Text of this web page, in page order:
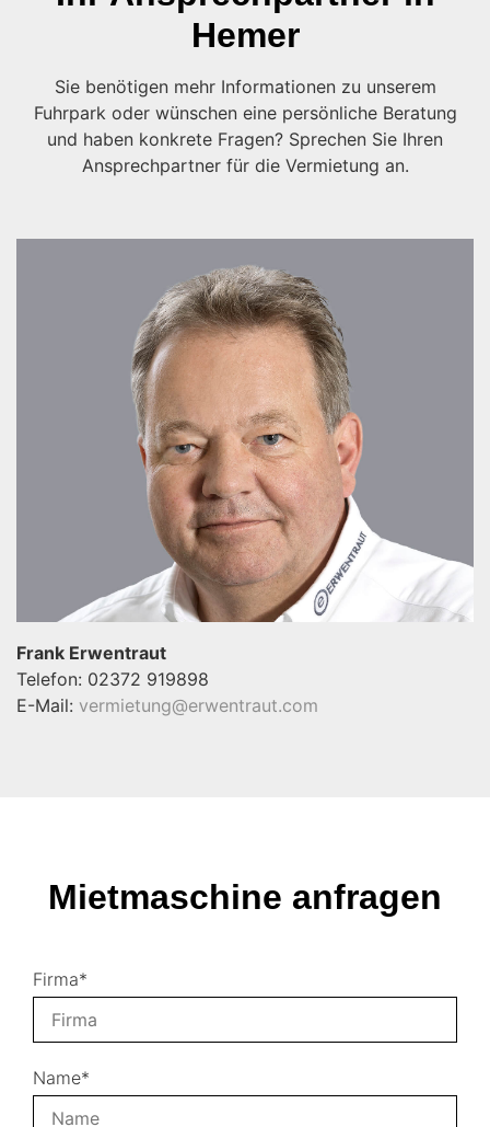
Hemer
Sie benötigen mehr Informationen zu unserem
Fuhrpark oder wünschen eine persönliche Beratung
und haben konkrete Fragen? Sprechen Sie Ihren
Ansprechpartner für die Vermietung an.
Frank Erwentraut
Telefon: 02372 919898
E-Mail: vermietung@erwentraut.com
Mietmaschine anfragen
Firma*
Name*